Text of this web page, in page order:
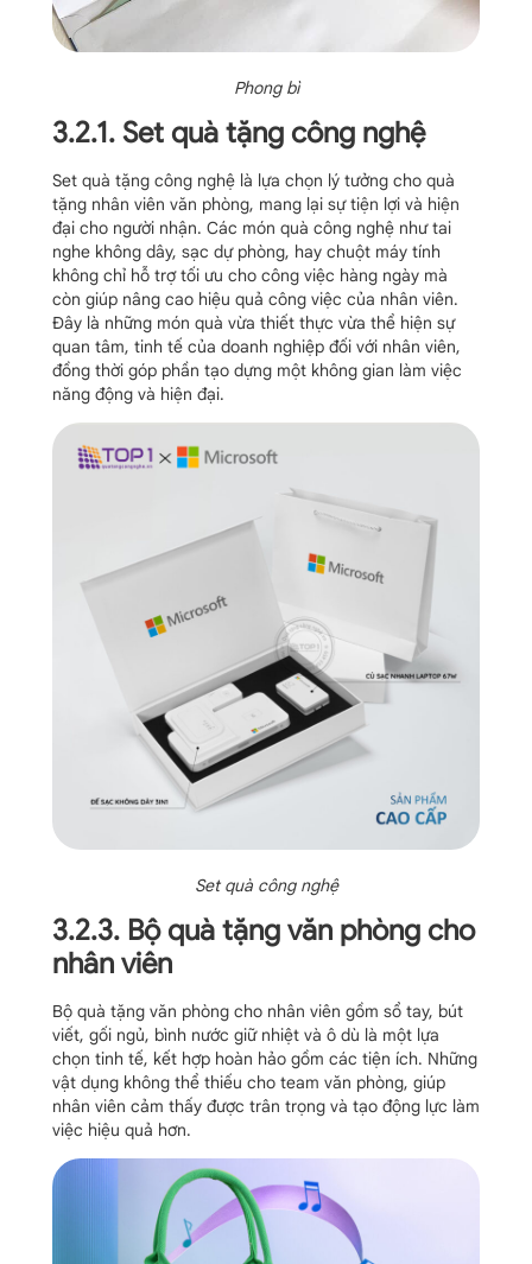
Phong bì
3.2.1. Set quà tặng công nghệ
Set quà tặng công nghệ là lựa chọn lý tưởng cho quà
tặng nhân viên văn phòng, mang lại sự tiện lợi và hiện
đại cho người nhận. Các món quà công nghệ như tai
nghe không dây, sạc dự phòng, hay chuột máy tính
không chỉ hỗ trợ tối ưu cho công việc hàng ngày mà
còn giúp nâng cao hiệu quả công việc của nhân viên.
Đây là những món quà vừa thiết thực vừa thể hiện sự
quan tâm, tinh tế của doanh nghiệp đối với nhân viên,
đồng thời góp phần tạo dựng một không gian làm việc
năng động và hiện đại.
Set quà công nghệ
3.2.3. Bộ quà tặng văn phòng cho
nhân viên
Bộ quà tặng văn phòng cho nhân viên gồm sổ tay, bút
viết, gối ngủ, bình nước giữ nhiệt và ô dù là một lựa
chọn tinh tế, kết hợp hoàn hảo gồm các tiện ích. Những
vật dụng không thể thiếu cho team văn phòng, giúp
nhân viên cảm thấy được trân trọng và tạo động lực làm
việc hiệu quả hơn.